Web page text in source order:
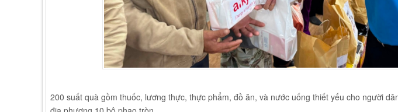
200 suất quà gồm thuốc, lương thực, thực phẩm, đồ ăn, và nước uống thiết yếu cho người